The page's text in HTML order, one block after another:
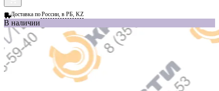
Доставка поРоссии, в РБ, KZ
В наличии